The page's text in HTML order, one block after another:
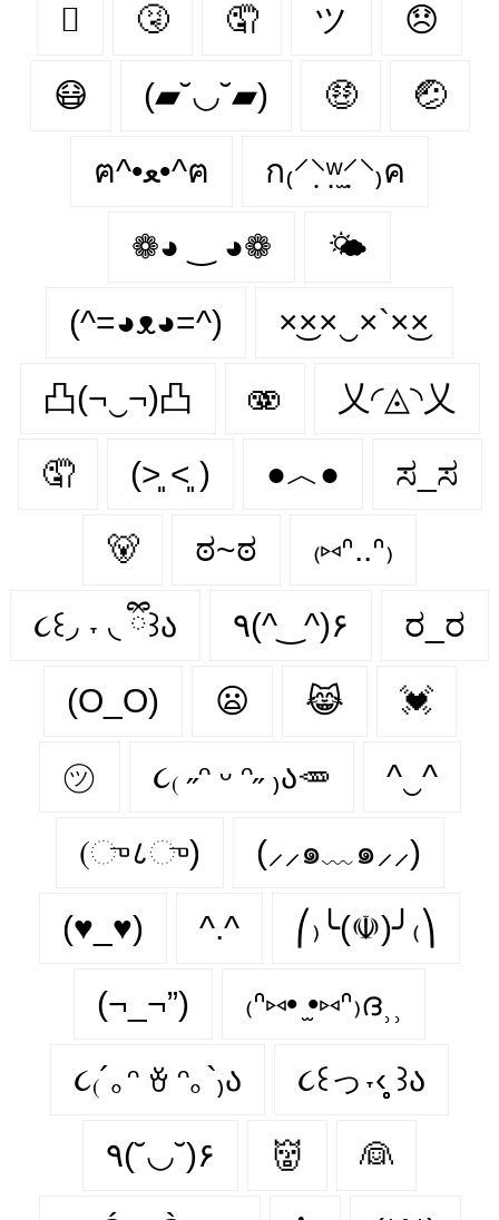
🫩 🤧 🤦‍ ツ 😞
😷 (▰˘◡˘▰) 🤑 🤕
ฅ^•ﻌ•^ฅ ก₍⸍⸌̣ʷ̣̫⸍̣⸌₎ค
❁◕ ‿ ◕❁ 🌤
(^=◕ᴥ◕=^) ×͜××‿×`×͜×
凸(¬‿¬)凸 🫨 乂◜◬◝乂
🤦 (˃͈ ˂͈ ) ●︿● ಸ_ಸ
🐻 ಠ~ಠ ₍⑅ᐢ..ᐢ₎
૮꒰◞ ˕ ◟ ྀི꒱ა ٩(^‿^)۶ ರ_ರ
(O_O) 😦 😹 💓
㋡ ૮₍ ˶ᵔ ᵕ ᵔ˶ ₎ა🥕 ^‿^
(ு८ு) (⸝⸝๑﹏๑⸝⸝)
(♥_♥) ^.^ ⎛₎╰(☫)╯₍⎞
(¬_¬”) ₍ᐢ⑅• ̫•⑅ᐢ₎ദ⸒⸒
૮₍´｡ᵔ ꈊ ᵔ｡`₎ა ૮꒰っ˕‹̥̥̥ ꒱ა
٩(˘◡˘)۶ 👹 👰